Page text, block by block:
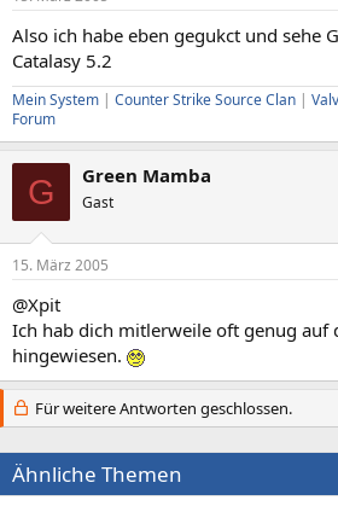
Also ich habe eben gegukct und sehe
Catalasy 5.2
Mein System | Counter Strike Source Clan |
Forum
G Green Mamba
Gast
15. März 2005
@Xpit
Ich hab dich mitlerweile oft genug auf
hingewiesen.
Für weitere Antworten geschlossen.
Ähnliche Themen